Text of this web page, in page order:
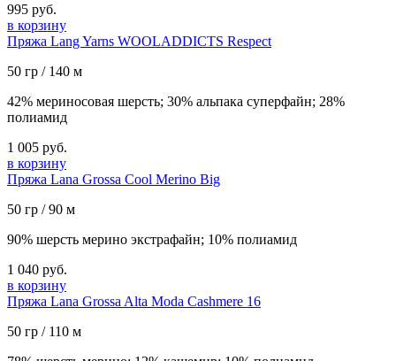
995 руб.
в корзину
Пряжа Lang Yarns WOOLADDICTS Respect
50 гр / 140 м
42% мериносовая шерсть; 30% альпака суперфайн; 28%
полиамид
1 005 руб.
в корзину
Пряжа Lana Grossa Cool Merino Big
50 гр / 90 м
90% шерсть мерино экстрафайн; 10% полиамид
1 040 руб.
в корзину
Пряжа Lana Grossa Alta Moda Cashmere 16
50 гр / 110 м